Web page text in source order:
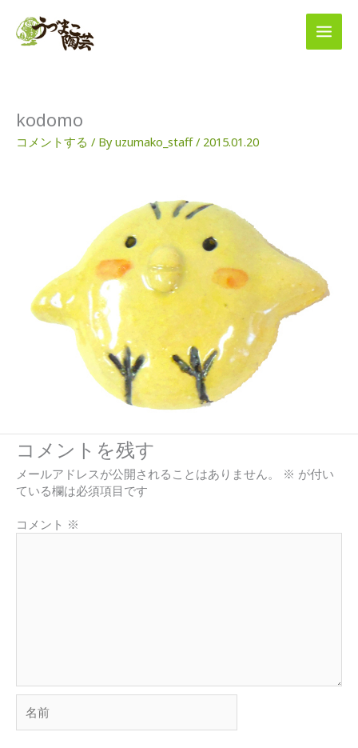
kodomo
コメントする / Byuzumako_staff/ 2015.01.20
コメントを残す
メールアドレスが公開されることはありません。 ※ が付い
ている欄は必須項目です
コメント ※
前